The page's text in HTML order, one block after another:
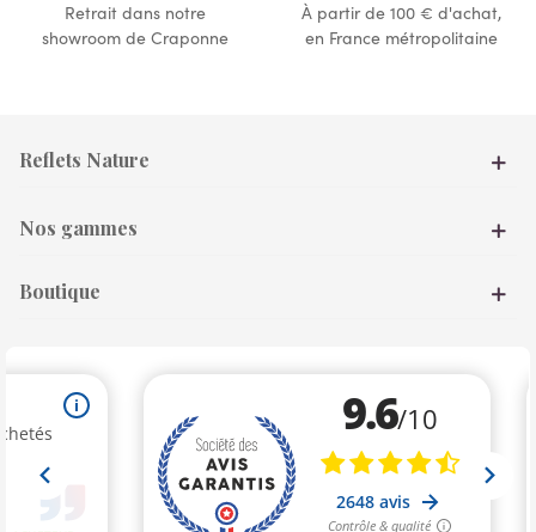
Retrait dans notre
showroom de Craponne
À partir de 100 € d'achat,
en France métropolitaine
Reflets Nature
Nos gammes
Boutique